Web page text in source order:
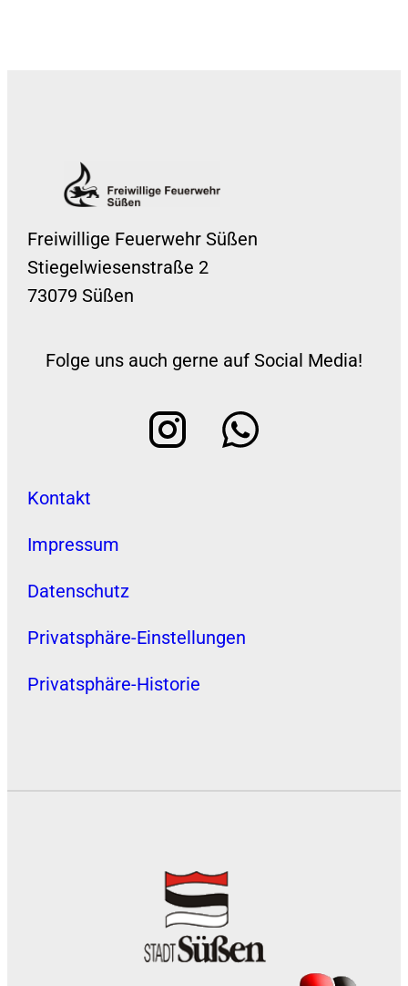
Freiwillige Feuerwehr Süßen
Stiegelwiesenstraße 2
73079 Süßen
Folge uns auch gerne auf Social Media!
Kontakt
Impressum
Datenschutz
Privatsphäre-Einstellungen
Privatsphäre-Historie